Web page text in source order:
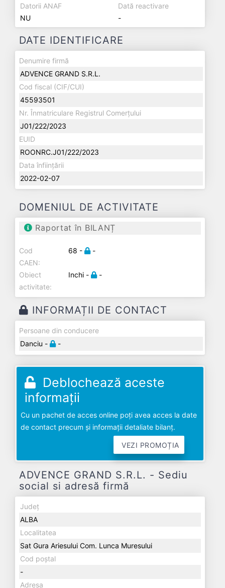
Datorii ANAF
NU
Dată reactivare
-
DATE IDENTIFICARE
Denumire firmă
ADVENCE GRAND S.R.L.
Cod fiscal (CIF/CUI)
45593501
Nr. Înmatriculare Registrul Comerțului
J01/222/2023
EUID
ROONRC.J01/222/2023
Data înființării
2022-02-07
DOMENIUL DE ACTIVITATE
Raportat în BILANȚ
Cod
CAEN:
68 - -
Obiect
activitate:
Inchi - -
INFORMAȚII DE CONTACT
Persoane din conducere
Danciu -
-
Deblochează aceste
informații
Cu un pachet de acces online poți avea acces la date
de contact precum și informații detaliate bilanț.
VEZI PROMOȚIA
ADVENCE GRAND S.R.L. - Sediu
social si adresă firmă
Județ
ALBA
Localitatea
Sat Gura Ariesului Com. Lunca Muresului
Cod poștal
-
Adresa